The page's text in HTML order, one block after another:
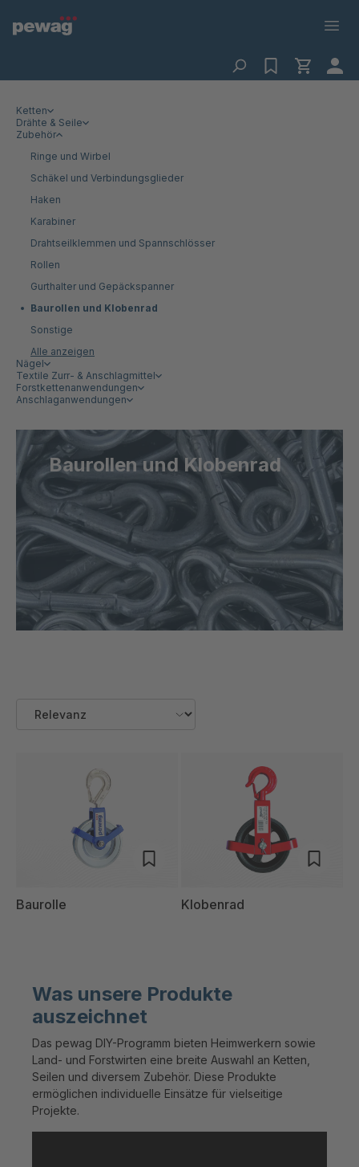
Ketten
Drähte & Seile
Zubehör
Ringe und Wirbel
Schäkel und Verbindungsglieder
Haken
Karabiner
Drahtseilklemmen und Spannschlösser
Rollen
Gurthalter und Gepäckspanner
Baurollen und Klobenrad
Sonstige
Alle anzeigen
Nägel
Textile Zurr- & Anschlagmittel
Forstkettenanwendungen
Anschlaganwendungen
Baurollen und Klobenrad
Baurolle Klobenrad
Was unsere Produkte
auszeichnet
Das pewag DIY-Programm bieten Heimwerkern sowie
Land- und Forstwirten eine breite Auswahl an Ketten,
Seilen und diversem Zubehör. Diese Produkte
ermöglichen individuelle Einsätze für vielseitige
Projekte.